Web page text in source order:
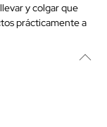
y colgar que
prácticamente a